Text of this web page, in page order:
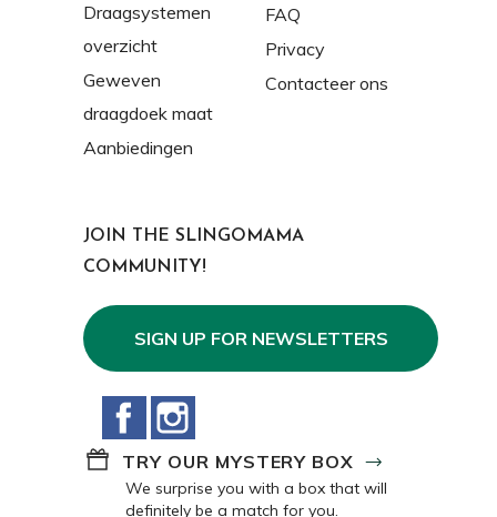
Draagsystemen
overzicht
Geweven
draagdoek maat
Aanbiedingen
FAQ
Privacy
Contacteer ons
JOIN THE SLINGOMAMA
COMMUNITY!
SIGN UP FOR NEWSLETTERS
Facebook
TRY OUR MYSTERY BOX
We surprise you with a box that will
definitely be a match for you.